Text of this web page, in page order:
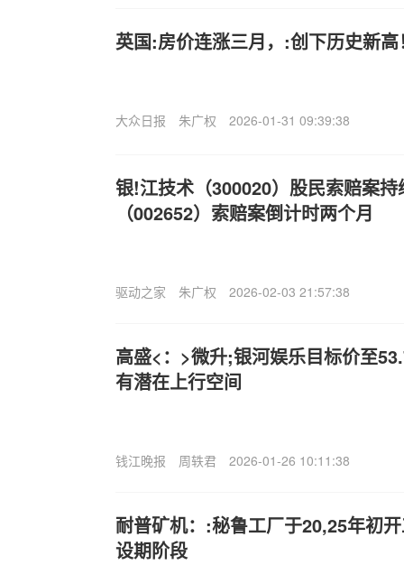
英国:房价连涨三月，:创下历史新高
大众日报 朱广权 2026-01-31 09:39:38
银!江技术（300020）股民索赔案
（002652）索赔案倒计时两个月
驱动之家 朱广权 2026-02-03 21:57:38
高盛<：>微升;银河娱乐目标价至
有潜在上行空间
钱江晚报 周轶君 2026-01-26 10:11:38
耐普矿机：:秘鲁工厂于20,25年初
设期阶段